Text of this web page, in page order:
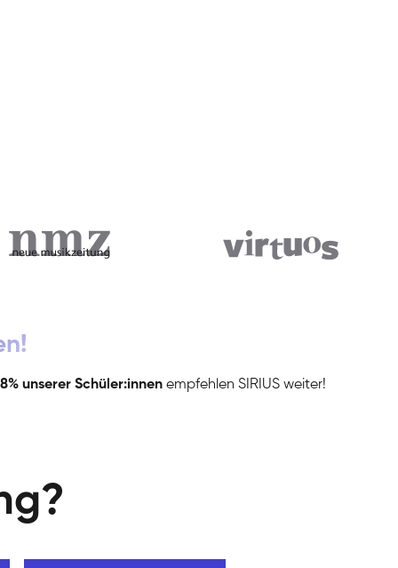
unserer Schüler:innen empfehlen SIRIUS weiter!